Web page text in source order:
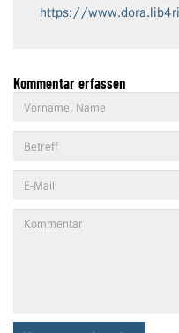
https://
Kommentar erfassen